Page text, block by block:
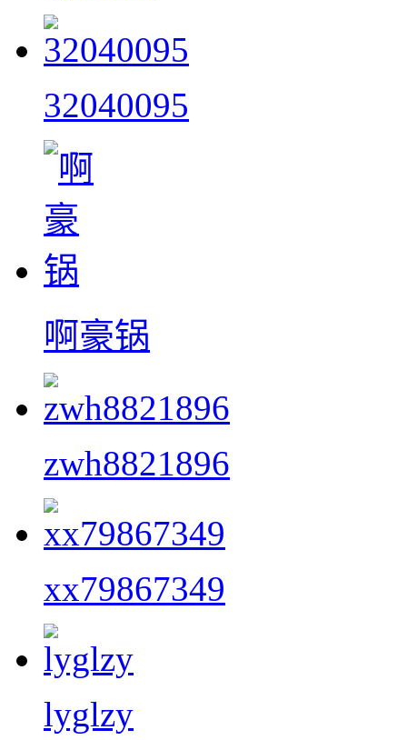
32040095
啊豪锅
zwh8821896
xx79867349
lyglzy